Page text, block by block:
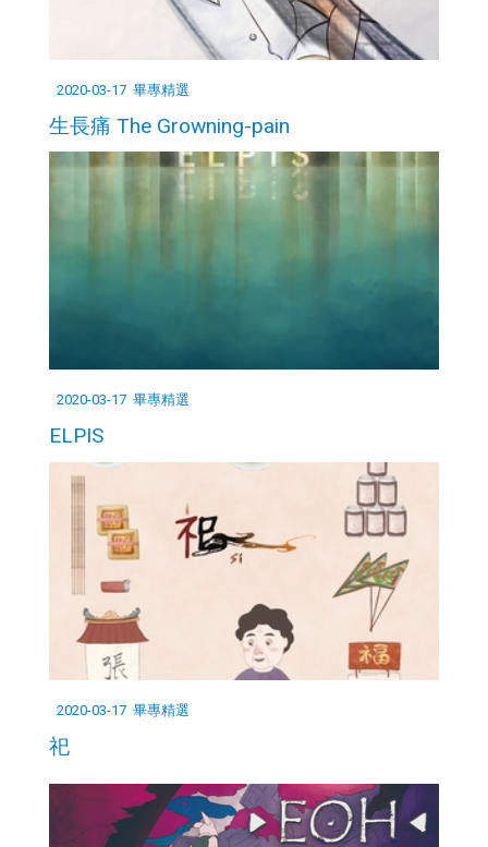
2020-03-17 畢專精選
生長痛 The Growning-pain
2020-03-17 畢專精選
ELPIS
2020-03-17 畢專精選
祀